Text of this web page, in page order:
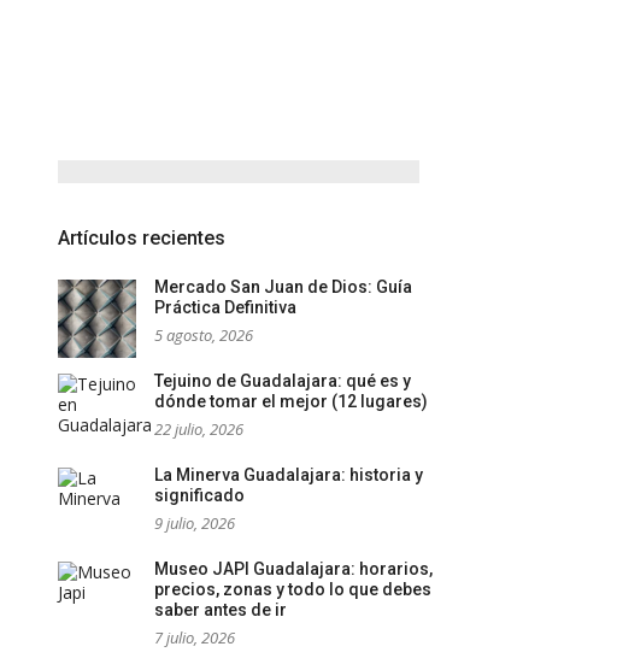
Artículos recientes
Mercado San Juan de Dios: Guía
Práctica Definitiva
5 agosto, 2026
Tejuino de Guadalajara: qué es y
dónde tomar el mejor (12 lugares)
22 julio, 2026
La Minerva Guadalajara: historia y
significado
9 julio, 2026
Museo JAPI Guadalajara: horarios,
precios, zonas y todo lo que debes
saber antes de ir
7 julio, 2026